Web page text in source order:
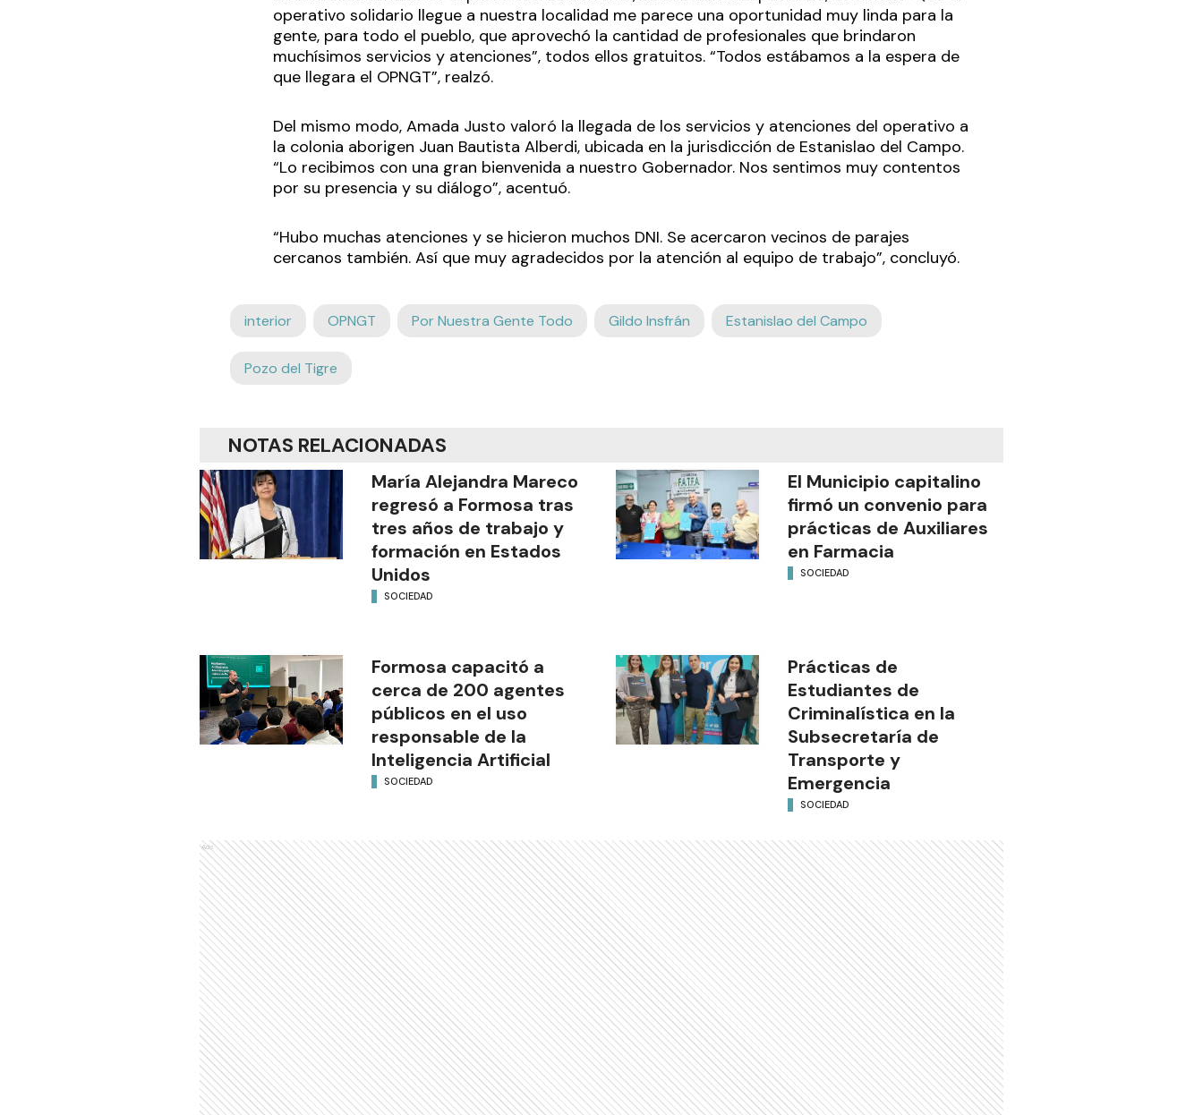
operativo solidario llegue a nuestra localidad me parece una oportunidad muy linda para la
gente, para todo el pueblo, que aprovechó la cantidad de profesionales que brindaron
muchísimos servicios y atenciones”, todos ellos gratuitos. “Todos estábamos a la espera de
que llegara el OPNGT”, realzó.
Del mismo modo, Amada Justo valoró la llegada de los servicios y atenciones del operativo a
la colonia aborigen Juan Bautista Alberdi, ubicada en la jurisdicción de Estanislao del Campo.
“Lo recibimos con una gran bienvenida a nuestro Gobernador. Nos sentimos muy contentos
por su presencia y su diálogo”, acentuó.
“Hubo muchas atenciones y se hicieron muchos DNI. Se acercaron vecinos de parajes
cercanos también. Así que muy agradecidos por la atención al equipo de trabajo”, concluyó.
interior OPNGT Por Nuestra Gente Todo Gildo Insfrán Estanislao del Campo
Pozo del Tigre
NOTAS RELACIONADAS
María Alejandra Mareco
regresó a Formosa tras
tres años de trabajo y
formación en Estados
Unidos
SOCIEDAD
El Municipio capitalino
firmó un convenio para
prácticas de Auxiliares
en Farmacia
SOCIEDAD
Formosa capacitó a
cerca de 200 agentes
públicos en el uso
responsable de la
Inteligencia Artificial
SOCIEDAD
Prácticas de
Estudiantes de
Criminalística en la
Subsecretaría de
Transporte y
Emergencia
SOCIEDAD
Ads